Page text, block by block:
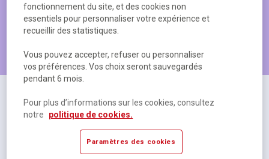
Les produits les plus populaires
fonctionnement du site, et des cookies non
essentiels pour personnaliser votre expérience et
recueillir des statistiques.
Vous pouvez accepter, refuser ou personnaliser
vos préférences. Vos choix seront sauvegardés
pendant 6 mois.
Pour plus d’informations sur les cookies, consultez
notre
politique de cookies.
Paramètres des cookies